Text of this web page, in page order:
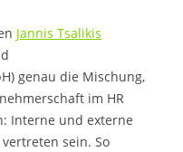
Jannis Tsalikis
genau die Mischung,
im HR
Interne und externe
sein. So